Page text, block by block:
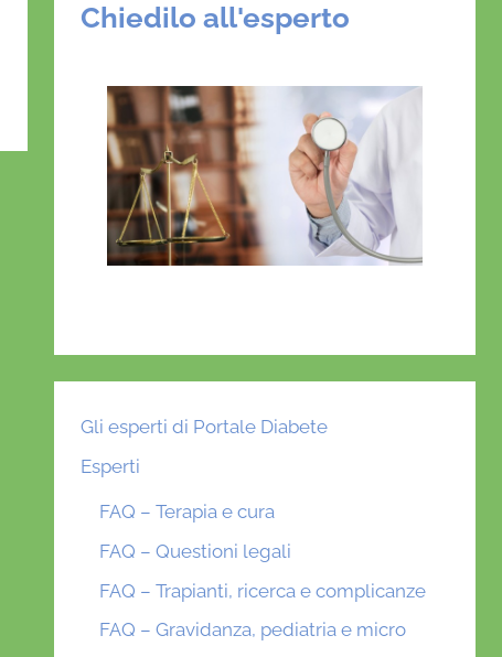
Chiedilo all'esperto
Gli esperti di Portale Diabete
Esperti
FAQ – Terapia e cura
FAQ – Questioni legali
FAQ – Trapianti, ricerca e complicanze
FAQ – Gravidanza, pediatria e micro